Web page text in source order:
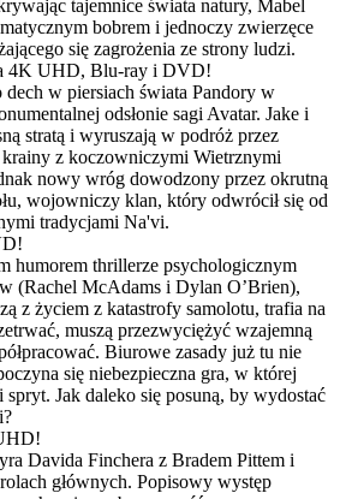
tajemnice świata natury, Mabel
bobrem i jednoczy zwierzęce
się zagrożenia ze strony ludzi.
4K UHD, Blu-ray i DVD!
dech w piersiach świata Pandory w
odsłonie sagi Avatar. Jake i
stratą i wyruszają w podróż przez
krainy z koczowniczymi Wietrznymi
nowy wróg dowodzony przez okrutną
wojowniczy klan, który odwrócił się od
tradycjami Na'vi.
humorem thrillerze psychologicznym
(Rachel McAdams i Dylan O’Brien),
z życiem z katastrofy samolotu, trafia na
muszą przezwyciężyć wzajemną
Biurowe zasady już tu nie
się niebezpieczna gra, w której
spryt. Jak daleko się posuną, by wydostać
Davida Finchera z Bradem Pittem i
głównych. Popisowy występ